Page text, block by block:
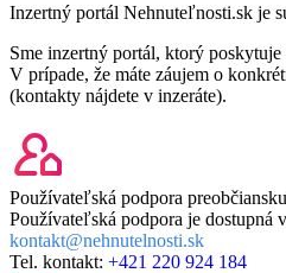
Inzertný portál Nehnuteľnosti.sk je
Sme inzertný portál, ktorý
V prípade, že máte záujem o
(kontakty nájdete v inzeráte).
Používateľská podpora pre
Používateľská podpora je dostupná
kontakt@nehnutelnosti.sk
Tel. kontakt: +421 220 924 184